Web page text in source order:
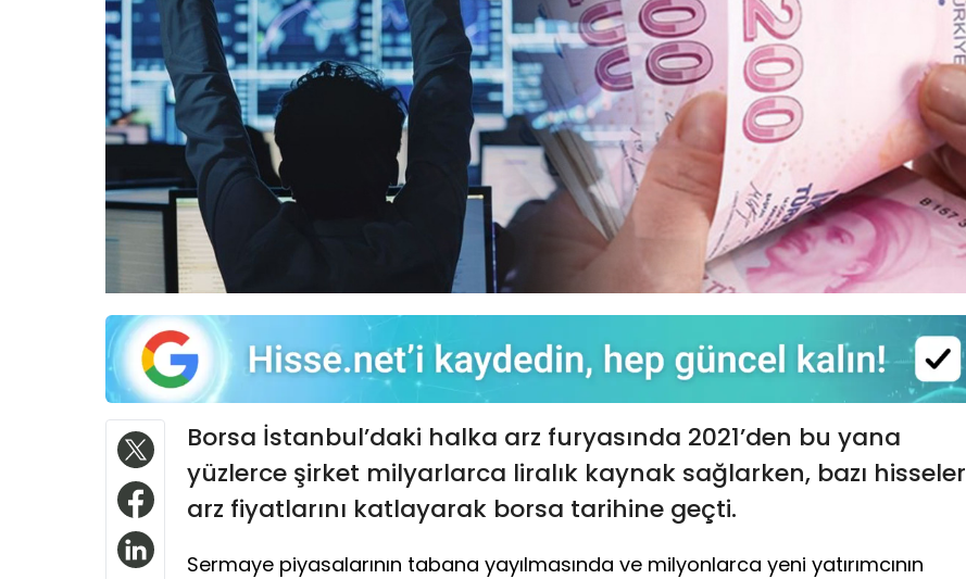
Borsa İstanbul’daki halka arz furyasında 2021’den bu yana
yüzlerce şirket milyarlarca liralık kaynak sağlarken, bazı hisseler
arz fiyatlarını katlayarak borsa tarihine geçti.
Sermaye piyasalarının tabana yayılmasında ve milyonlarca yeni yatırımcının